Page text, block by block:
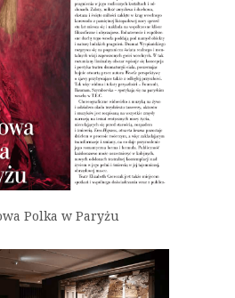
Polka w Paryżu